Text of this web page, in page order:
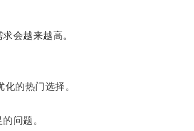
会越来越高。
的热门选择。
问题。